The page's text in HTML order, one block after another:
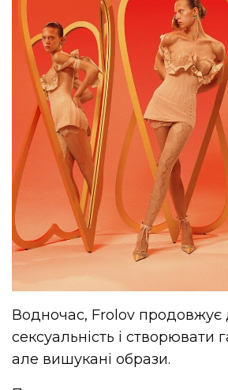
Водночас, Frolov продовжує
сексуальність і створювати
але вишукані образи.